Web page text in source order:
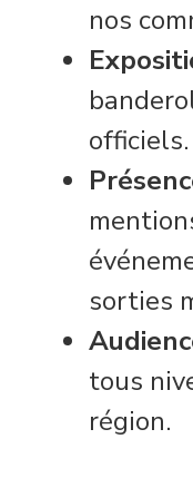
nos
officiels.
sorties
tous
région.